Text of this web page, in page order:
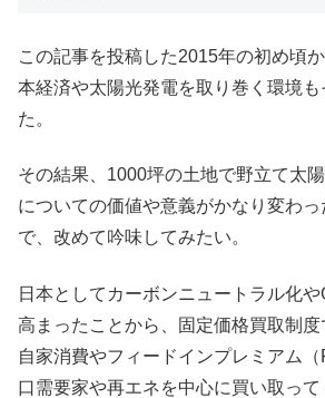
この記事を投稿した2015年の初め頃
本経済や太陽光発電を取り巻く環境
た。
その結果、1000坪の土地で野立て太
についての価値や意義がかなり変わ
で、改めて吟味してみたい。
日本としてカーボンニュートラル化
高まったことから、固定価格買取制
自家消費やフィードインプレミアム
口需要家や再エネを中心に買い取っ